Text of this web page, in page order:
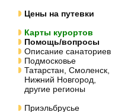
Цены на путевки
Карты курортов
Помощь/вопросы
Описание санаториев
Подмосковье
Татарстан, Смоленск,
Нижний Новгород,
другие регионы
Приэльбрусье